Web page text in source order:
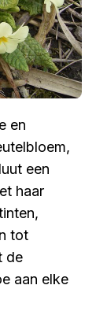
en
een
haar
tot
de
aan elke